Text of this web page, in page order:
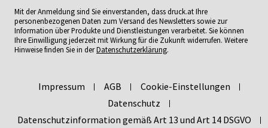
Mit der Anmeldung sind Sie einverstanden, dass druck.at Ihre
personenbezogenen Daten zum Versand des Newsletters sowie zur
Information über Produkte und Dienstleistungen verarbeitet. Sie können
Ihre Einwilligung jederzeit mit Wirkung für die Zukunft widerrufen. Weitere
Hinweise finden Sie in derDatenschutzerklärung.
Impressum AGB
Cookie-Einstellungen
Datenschutz
Datenschutzinformation gemäß Art 13 und Art 14 DSGVO